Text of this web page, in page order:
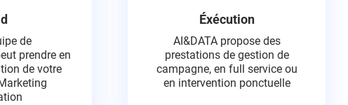
de
prendre en
de votre
Éxécution
AI&DATA propose des
prestations de gestion de
campagne, en full service ou
en intervention ponctuelle